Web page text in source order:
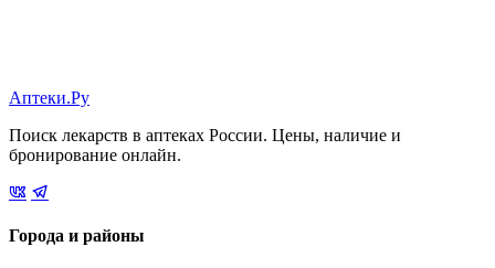
Аптеки.Ру
Поиск лекарств в аптеках России. Цены, наличие и
бронирование онлайн.
Города и районы